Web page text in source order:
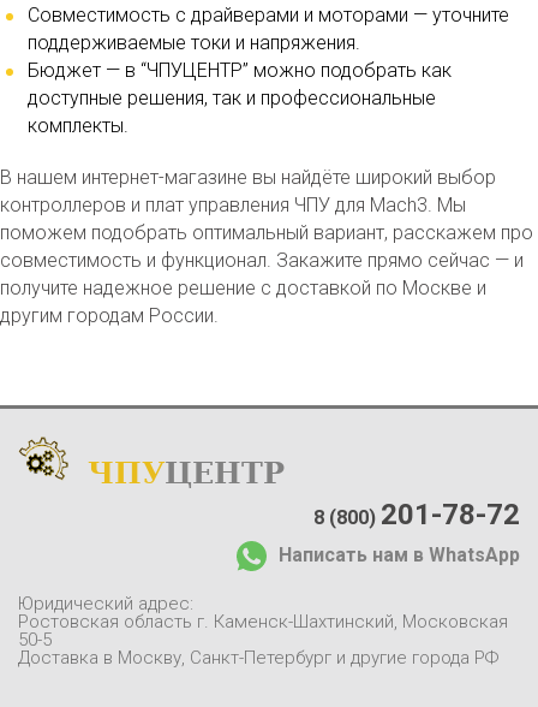
Совместимость с драйверами и моторами — уточните
поддерживаемые токи и напряжения.
Бюджет — в “ЧПУЦЕНТР” можно подобрать как
доступные решения, так и профессиональные
комплекты.
В нашем интернет-магазине вы найдёте широкий выбор
контроллеров и плат управления ЧПУ для Mach3. Мы
поможем подобрать оптимальный вариант, расскажем про
совместимость и функционал. Закажите прямо сейчас — и
получите надежное решение с доставкой по Москве и
другим городам России.
ЧПУЦЕНТР
Доставка и оплата
Контакты
8 (800) 201-78-72
Написать нам в WhatsApp
Юридический адрес:
Ростовская область г. Каменск-Шахтинский, Московская
50-5
Доставка в Москву, Санкт-Петербург и другие города РФ